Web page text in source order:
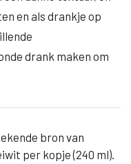
en als drankje op
drank maken om
bron van
per kopje (240 ml).